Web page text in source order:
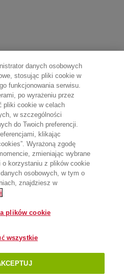
danych osobowych
stosując pliki cookie w
funkcjonowania serwisu.
po wyrażeniu przez
pliki cookie w celach
w szczególności
do Twoich preferencji.
klikając
Wyrażoną zgodę
zmieniając wybrane
korzystaniu z plików cookie
osobowych, w tym o
znajdziesz w
plików cookie
wszystkie